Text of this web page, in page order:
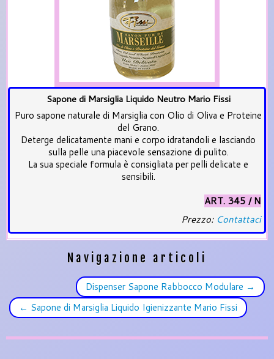
Sapone di Marsiglia Liquido Neutro Mario Fissi
Puro sapone naturale di Marsiglia con Olio di Oliva e Proteine
del Grano.
Deterge delicatamente mani e corpo idratandoli e lasciando
sulla pelle una piacevole sensazione di pulito.
La sua speciale formula è consigliata per pelli delicate e
sensibili.
ART. 345 / N
Prezzo: Contattaci
Navigazione articoli
Dispenser Sapone Rabbocco Modulare →
← Sapone di Marsiglia Liquido Igienizzante Mario Fissi